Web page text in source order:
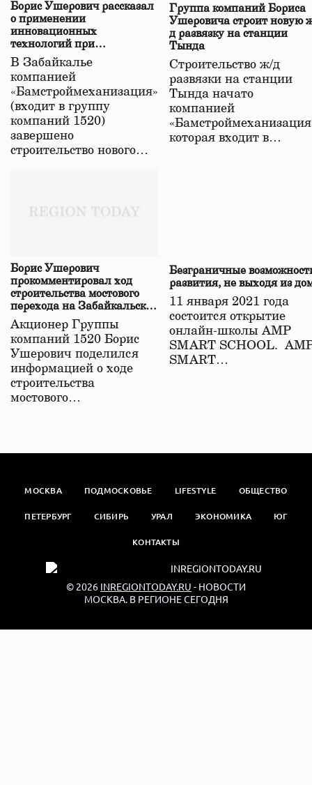
Борис Ушерович рассказал
о применении
инновационных
технологий при
строительстве нового моста
в Забайкалье
В Забайкалье
компанией
«Бамстроймеханизация»
(входит в группу
компаний 1520)
завершено
строительство нового…
Группа компаний Бориса
Ушеровича строит новую
д развязку на станции
Тында
Строительство ж/д
развязки на станции
Тында начато
компанией
которая входит в…
Борис Ушерович
прокомментировал ход
строительства мостового
перехода на Забайкальской
железной дороге
Акционер Группы
компаний 1520 Борис
Ушерович поделился
информацией о ходе
строительства
мостового…
Безграничные
развития, не выходя из
11 января 2021 года
состоится открытие
онлайн-школы АМР
SMART SCHOOL.
SMART…
МОСКВА ПОДМОСКОВЬЕ LIFESTYLE ОБЩЕСТВО
ПЕТЕРБУРГ СИБИРЬ УРАЛ ЭКОНОМИКА ЮГ
КОНТАКТЫ
© 2026 INREGIONTODAY.RU - НОВОСТИ
МОСКВА. В РЕГИОНЕ СЕГОДНЯ